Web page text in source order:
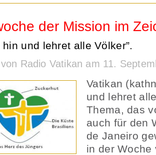
der Mission im
hin und lehret alle Völker”.
Radio Vatikan am 11.
Vatikan
und lehret
Thema, das
auch für den
de Janeiro
in der Woche